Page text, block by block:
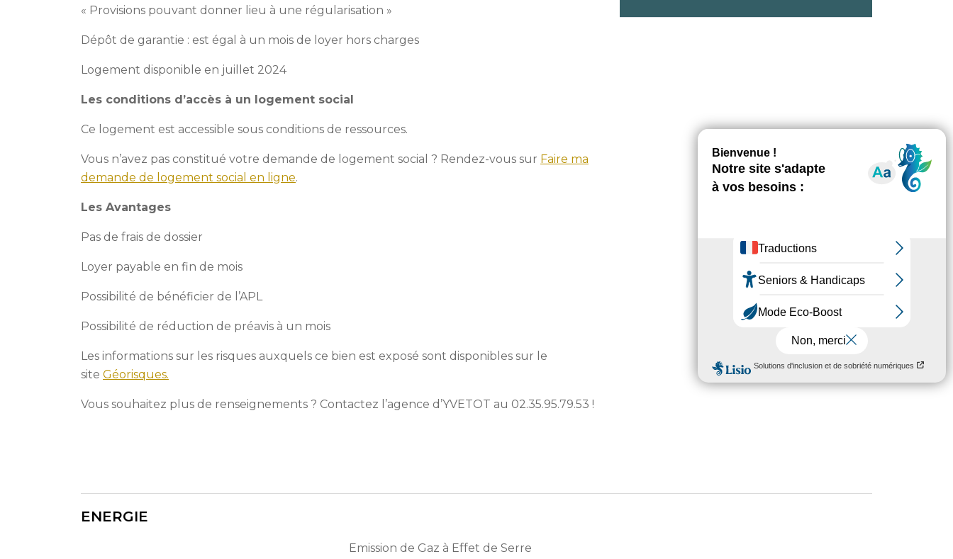
« Provisions pouvant donner lieu à une régularisation »
Dépôt de garantie : est égal à un mois de loyer hors charges
Logement disponible en juillet 2024
Les conditions d’accès à un logement social
Ce logement est accessible sous conditions de ressources.
Vous n’avez pas constitué votre demande de logement social ? Rendez-vous sur Faire ma
demande de logement social en ligne.
Les Avantages
Pas de frais de dossier
Loyer payable en fin de mois
Possibilité de bénéficier de l’APL
Possibilité de réduction de préavis à un mois
Les informations sur les risques auxquels ce bien est exposé sont disponibles sur le
site Géorisques.
Vous souhaitez plus de renseignements ? Contactez l’agence d’YVETOT au 02.35.95.79.53 !
ENERGIE
Emission de Gaz à Effet de Serre